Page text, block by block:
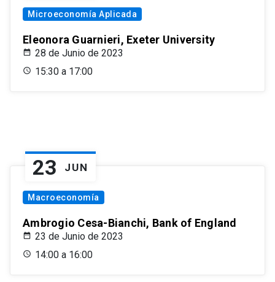
Microeconomía Aplicada
Eleonora Guarnieri, Exeter University
28 de Junio de 2023
15:30 a 17:00
23 JUN
Macroeconomía
Ambrogio Cesa-Bianchi, Bank of England
23 de Junio de 2023
14:00 a 16:00